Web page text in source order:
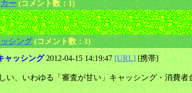
ー(コメント数：1)
シング(コメント数：1)
ャッシング2012-04-15 14:19:47[URL][携帯]
い、いわゆる「審査が甘い」キャッシング・消費